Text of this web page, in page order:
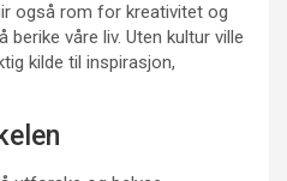
også rom for kreativitet og
berike våre liv. Uten kultur ville
kilde til inspirasjon,